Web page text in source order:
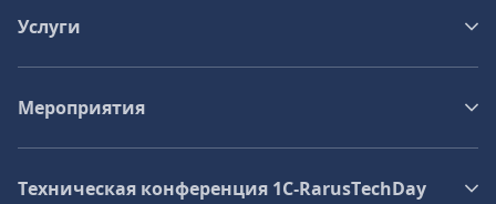
Услуги
Мероприятия
Техническая конференция 1C‑RarusTechDay